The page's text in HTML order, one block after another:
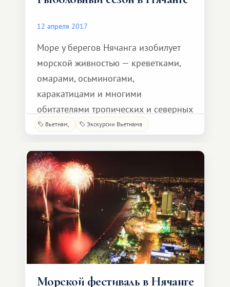
12 апреля 2017
Море у берегов Нячанга изобилует
морской живностью — креветками,
омарами, осьминогами,
каракатицами и многими
обитателями тропических и северных
морей. Ловить рыбу можно двумя
берегу или на яхте в самых
«хлебных» местах, попутно
наслаждаясь первозданной
прелестью укромных бухт,
разбросанными вдоль
Вьетнам Экскурсии Вьетнама
Морской фестиваль в Нячанге